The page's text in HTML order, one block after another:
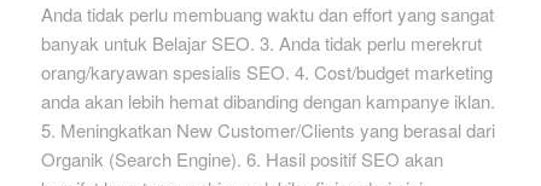
Anda tidak perlu membuang waktu dan effort yang sangat
banyak untuk Belajar SEO. 3. Anda tidak perlu merekrut
orang/karyawan spesialis SEO. 4. Cost/budget marketing
anda akan lebih hemat dibanding dengan kampanye iklan.
5. Meningkatkan New Customer/Clients yang berasal dari
Organik (Search Engine). 6. Hasil positif SEO akan